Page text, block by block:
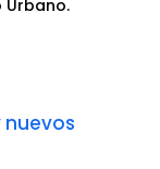
Urbano.
nuevos